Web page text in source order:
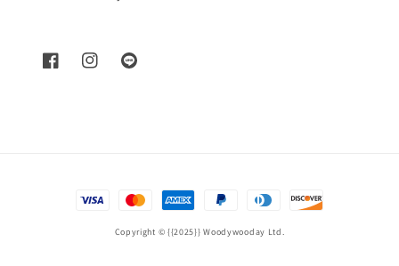
Copyright © {{2025}} Woodywooday Ltd.